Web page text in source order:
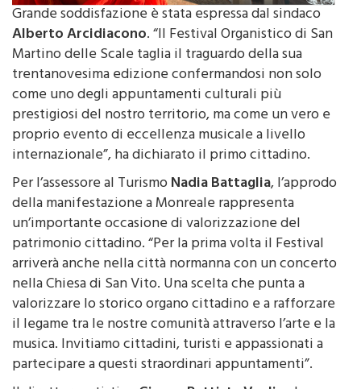
Grande soddisfazione è stata espressa dal sindaco
Alberto Arcidiacono. “Il Festival Organistico di San
Martino delle Scale taglia il traguardo della sua
trentanovesima edizione confermandosi non solo
come uno degli appuntamenti culturali più
prestigiosi del nostro territorio, ma come un vero e
proprio evento di eccellenza musicale a livello
internazionale”, ha dichiarato il primo cittadino.
Per l’assessore al TurismoNadia Battaglia, l’approdo
della manifestazione a Monreale rappresenta
un’importante occasione di valorizzazione del
patrimonio cittadino. “Per la prima volta il Festival
arriverà anche nella città normanna con un concerto
nella Chiesa di San Vito. Una scelta che punta a
valorizzare lo storico organo cittadino e a rafforzare
il legame tra le nostre comunità attraverso l’arte e la
musica. Invitiamo cittadini, turisti e appassionati a
partecipare a questi straordinari appuntamenti”.